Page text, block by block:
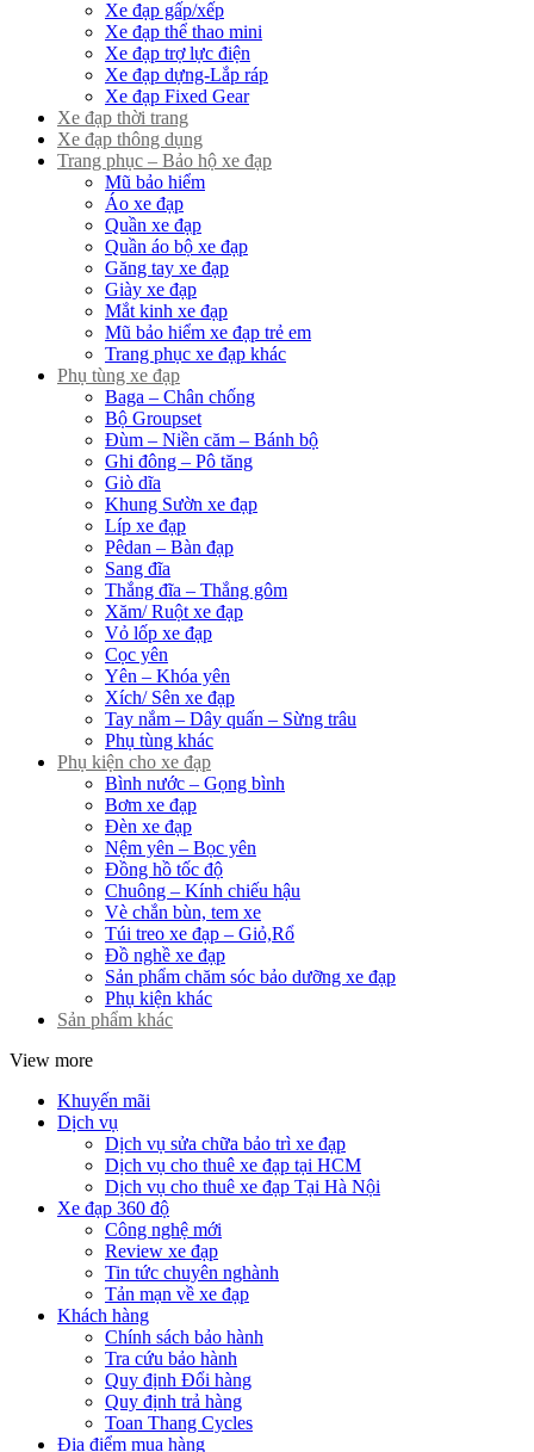
Xe đạp gấp/xếp
Xe đạp thể thao mini
Xe đạp trợ lực điện
Xe đạp dựng-Lắp ráp
Xe đạp Fixed Gear
Xe đạp thời trang
Xe đạp thông dụng
Trang phục – Bảo hộ xe đạp
Mũ bảo hiểm
Áo xe đạp
Quần xe đạp
Quần áo bộ xe đạp
Găng tay xe đạp
Giày xe đạp
Mắt kinh xe đạp
Mũ bảo hiểm xe đạp trẻ em
Trang phục xe đạp khác
Phụ tùng xe đạp
Baga – Chân chống
Bộ Groupset
Đùm – Niền căm – Bánh bộ
Ghi đông – Pô tăng
Giò dĩa
Khung Sườn xe đạp
Líp xe đạp
Pêdan – Bàn đạp
Sang đĩa
Thắng đĩa – Thắng gôm
Xăm/ Ruột xe đạp
Vỏ lốp xe đạp
Cọc yên
Yên – Khóa yên
Xích/ Sên xe đạp
Tay nắm – Dây quấn – Sừng trâu
Phụ tùng khác
Phụ kiện cho xe đạp
Bình nước – Gọng bình
Bơm xe đạp
Đèn xe đạp
Nệm yên – Bọc yên
Đồng hồ tốc độ
Chuông – Kính chiếu hậu
Vè chắn bùn, tem xe
Túi treo xe đạp – Giỏ,Rổ
Đồ nghề xe đạp
Sản phẩm chăm sóc bảo dưỡng xe đạp
Phụ kiện khác
Sản phẩm khác
View more
Khuyến mãi
Dịch vụ
Dịch vụ sửa chữa bảo trì xe đạp
Dịch vụ cho thuê xe đạp tại HCM
Dịch vụ cho thuê xe đạp Tại Hà Nội
Xe đạp 360 độ
Công nghệ mới
Review xe đạp
Tin tức chuyên nghành
Tản mạn về xe đạp
Khách hàng
Chính sách bảo hành
Tra cứu bảo hành
Quy định Đổi hàng
Quy định trả hàng
Toan Thang Cycles
Địa điểm mua hàng